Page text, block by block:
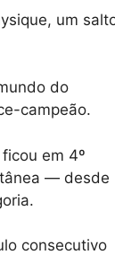
um
do
campeão.
em 4º
— desde
consecutivo